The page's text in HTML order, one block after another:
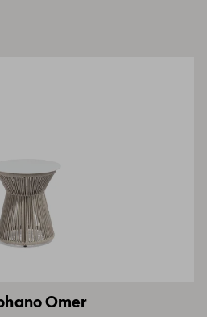
Omer